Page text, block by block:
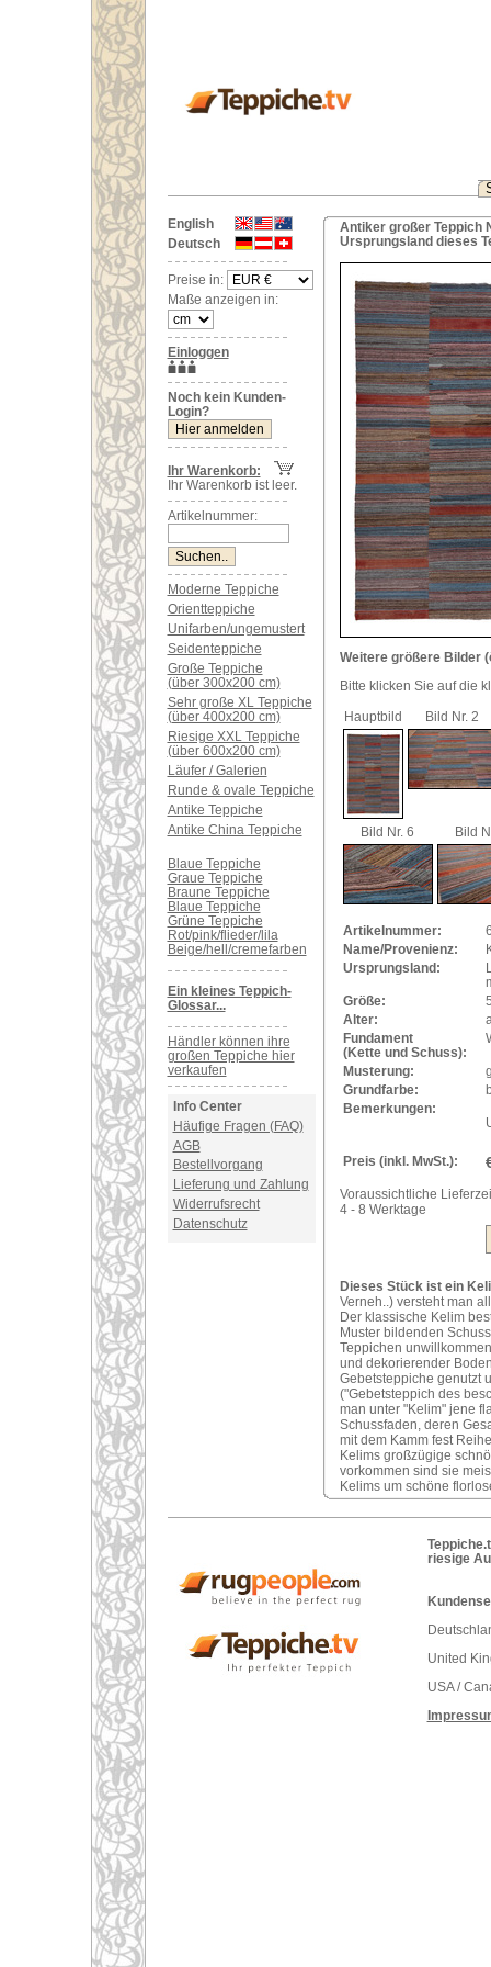
English
Deutsch
Preise in:
Maße anzeigen in:
Einloggen
Noch kein Kunden-
Login?
Ihr Warenkorb:
Ihr Warenkorb ist leer.
Artikelnummer:
Moderne Teppiche
Orientteppiche
Unifarben/ungemustert
Seidenteppiche
Große Teppiche
(über 300x200 cm)
Sehr große XL Teppiche
(über 400x200 cm)
Riesige XXL Teppiche
(über 600x200 cm)
Läufer / Galerien
Runde & ovale Teppiche
Antike Teppiche
Antike China Teppiche
Blaue Teppiche
Graue Teppiche
Braune Teppiche
Blaue Teppiche
Grüne Teppiche
Rot/pink/flieder/lila
Beige/hell/cremefarben
Ein kleines Teppich-
Glossar...
Händler können ihre
großen Teppiche hier
verkaufen
Info Center
Häufige Fragen (FAQ)
AGB
Bestellvorgang
Lieferung und Zahlung
Widerrufsrecht
Datenschutz
Antiker großer Teppich
Ursprungsland dieses
Weitere größere Bilder
Bitte klicken Sie auf die
Hauptbild
Bild Nr. 2
Bild Nr. 6 Bild
Artikelnummer:
Name/Provenienz:
Ursprungsland:
Größe:
Alter:
Fundament
(Kette und Schuss):
Musterung:
Grundfarbe:
Bemerkungen:
Preis (inkl. MwSt.):
Voraussichtliche
4 - 8 Werktage
Dieses Stück ist ein
Verneh..) versteht man
Der klassische Kelim
Muster bildenden
Teppichen
und dekorierender
Gebetsteppiche genutzt
("Gebetsteppich des
man unter "Kelim" jene
Schussfaden, deren
mit dem Kamm fest
Kelims großzügige
vorkommen sind sie
Kelims um schöne
riesige
United
USA /